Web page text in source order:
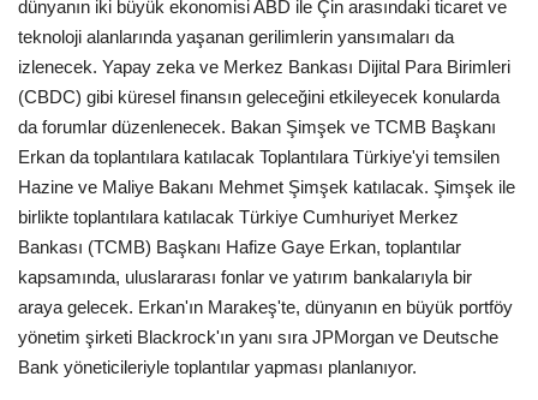
dünyanın iki büyük ekonomisi ABD ile Çin arasındaki ticaret ve
teknoloji alanlarında yaşanan gerilimlerin yansımaları da
izlenecek. Yapay zeka ve Merkez Bankası Dijital Para Birimleri
(CBDC) gibi küresel finansın geleceğini etkileyecek konularda
da forumlar düzenlenecek. Bakan Şimşek ve TCMB Başkanı
Erkan da toplantılara katılacak Toplantılara Türkiye'yi temsilen
Hazine ve Maliye Bakanı Mehmet Şimşek katılacak. Şimşek ile
birlikte toplantılara katılacak Türkiye Cumhuriyet Merkez
Bankası (TCMB) Başkanı Hafize Gaye Erkan, toplantılar
kapsamında, uluslararası fonlar ve yatırım bankalarıyla bir
araya gelecek. Erkan'ın Marakeş'te, dünyanın en büyük portföy
yönetim şirketi Blackrock'ın yanı sıra JPMorgan ve Deutsche
Bank yöneticileriyle toplantılar yapması planlanıyor.